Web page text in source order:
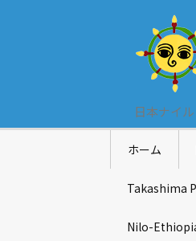
日本ナイ
ホーム
Takashima
Nilo-